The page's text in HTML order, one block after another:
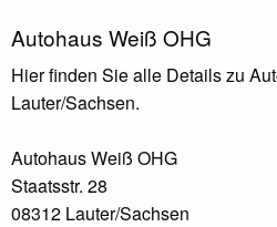
Autohaus Weiß OHG
Hier finden Sie alle Details zu
Lauter/Sachsen.
Autohaus Weiß OHG
Staatsstr. 28
08312 Lauter/Sachsen